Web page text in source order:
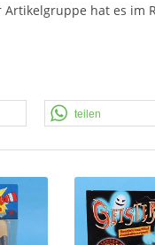
hat es
teilen